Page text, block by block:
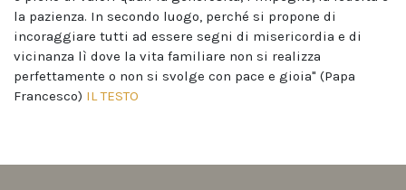
la pazienza. In secondo luogo, perché si propone di
incoraggiare tutti ad essere segni di misericordia e di
vicinanza lì dove la vita familiare non si realizza
perfettamente o non si svolge con pace e gioia" (Papa
Francesco) IL TESTO